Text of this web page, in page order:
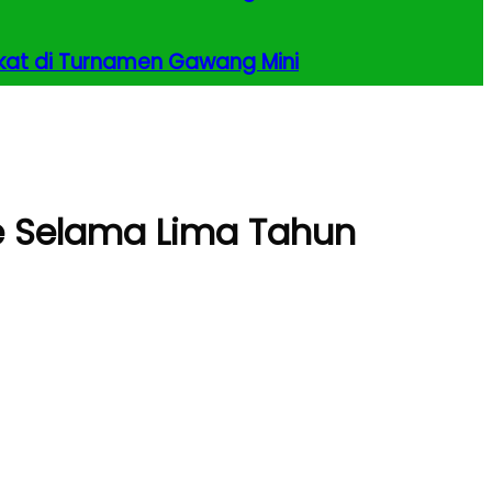
di Turnamen Gawang Mini
Lima Tahun